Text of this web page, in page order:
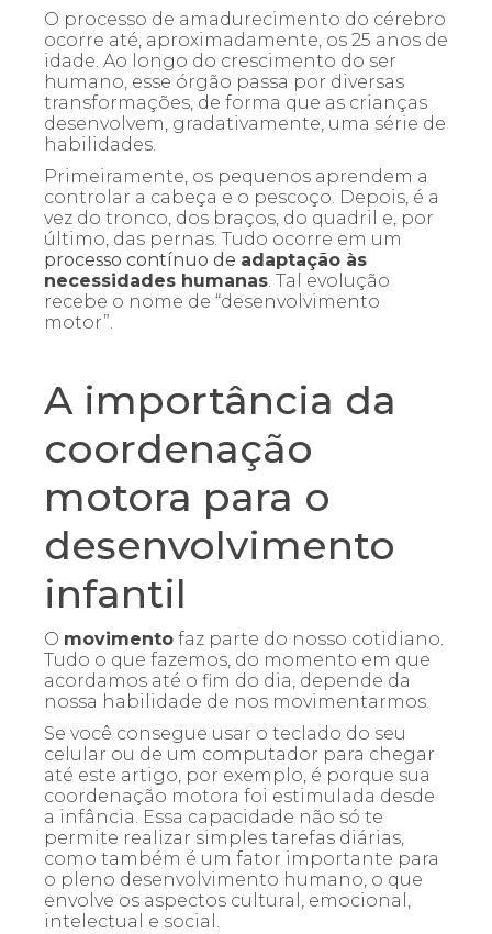
O processo de amadurecimento do cérebro
ocorre até, aproximadamente, os 25 anos de
idade. Ao longo do crescimento do ser
humano, esse órgão passa por diversas
transformações, de forma que as crianças
desenvolvem, gradativamente, uma série de
habilidades.
Primeiramente, os pequenos aprendem a
controlar a cabeça e o pescoço. Depois, é a
vez do tronco, dos braços, do quadril e, por
último, das pernas. Tudo ocorre em um
processo contínuo de adaptação às
necessidades humanas. Tal evolução
recebe o nome de “desenvolvimento
motor”.
A importância da
coordenação
motora para o
desenvolvimento
infantil
O movimento faz parte do nosso cotidiano.
Tudo o que fazemos, do momento em que
acordamos até o fim do dia, depende da
nossa habilidade de nos movimentarmos.
Se você consegue usar o teclado do seu
celular ou de um computador para chegar
até este artigo, por exemplo, é porque sua
coordenação motora foi estimulada desde
a infância. Essa capacidade não só te
permite realizar simples tarefas diárias,
como também é um fator importante para
o pleno desenvolvimento humano, o que
envolve os aspectos cultural, emocional,
intelectual e social.